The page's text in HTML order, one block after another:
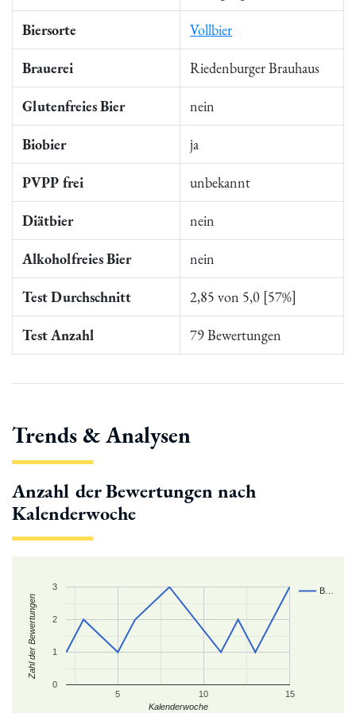
Biersorte Vollbier
Brauerei Riedenburger Brauhaus
Glutenfreies Bier nein
Biobier ja
PVPP frei unbekannt
Diätbier nein
Alkoholfreies Bier nein
Test Durchschnitt 2,85 von 5,0 [57%]
Test Anzahl 79 Bewertungen
Trends & Analysen
Anzahl der Bewertungen nach
Kalenderwoche
B…
5 10 15
0
1
2
3
Kalenderwoche
Zahl der Bewertungen